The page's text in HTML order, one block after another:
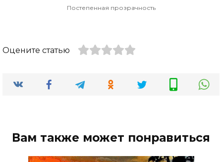
Постепенная прозрачность
Оцените статью
Вам также может понравиться